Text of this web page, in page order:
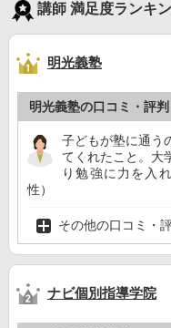
講師 満足度ランキ
明光義塾
明光義塾の口コミ・評判
子どもが塾に通う
てくれたこと。大
り勉強に力を入
性）
その他の口コミ・
ナビ個別指導学院